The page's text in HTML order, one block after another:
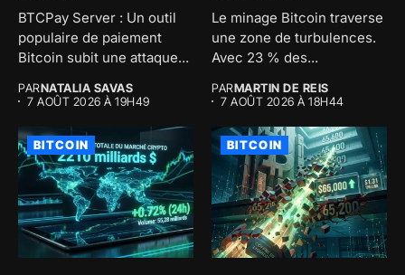
BTCPay Server : Un outil
populaire de paiement
Bitcoin subit une attaque...
PARNATALIA SAVAS
7 AOÛT 2026 À 19H49
Le minage Bitcoin traverse
une zone de turbulences.
Avec 23 % des...
PARMARTIN DE REIS
7 AOÛT 2026 À 18H44
BITCOIN BITCOIN